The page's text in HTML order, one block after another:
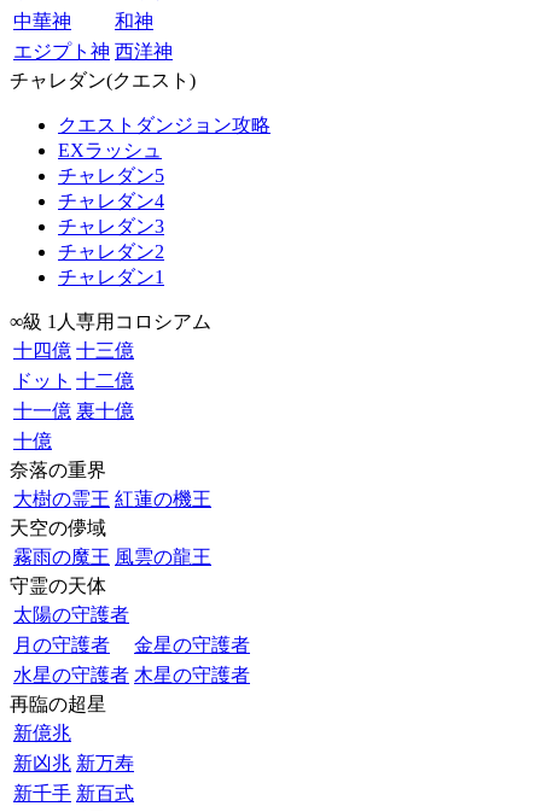
中華神
和神
エジプト神 西洋神
チャレダン(クエスト)
クエストダンジョン攻略
EXラッシュ
チャレダン5
チャレダン4
チャレダン3
チャレダン2
チャレダン1
∞級 1人専用コロシアム
十四億 十三億
ドット 十二億
十一億 裏十億
十億
奈落の重界
大樹の霊王 紅蓮の機王
天空の儚域
霧雨の魔王 風雲の龍王
守霊の天体
太陽の守護者
月の守護者
金星の守護者
水星の守護者 木星の守護者
再臨の超星
新億兆
新凶兆 新万寿
新千手 新百式